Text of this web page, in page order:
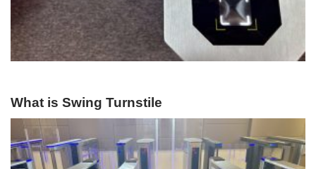
What is Swing Turnstile